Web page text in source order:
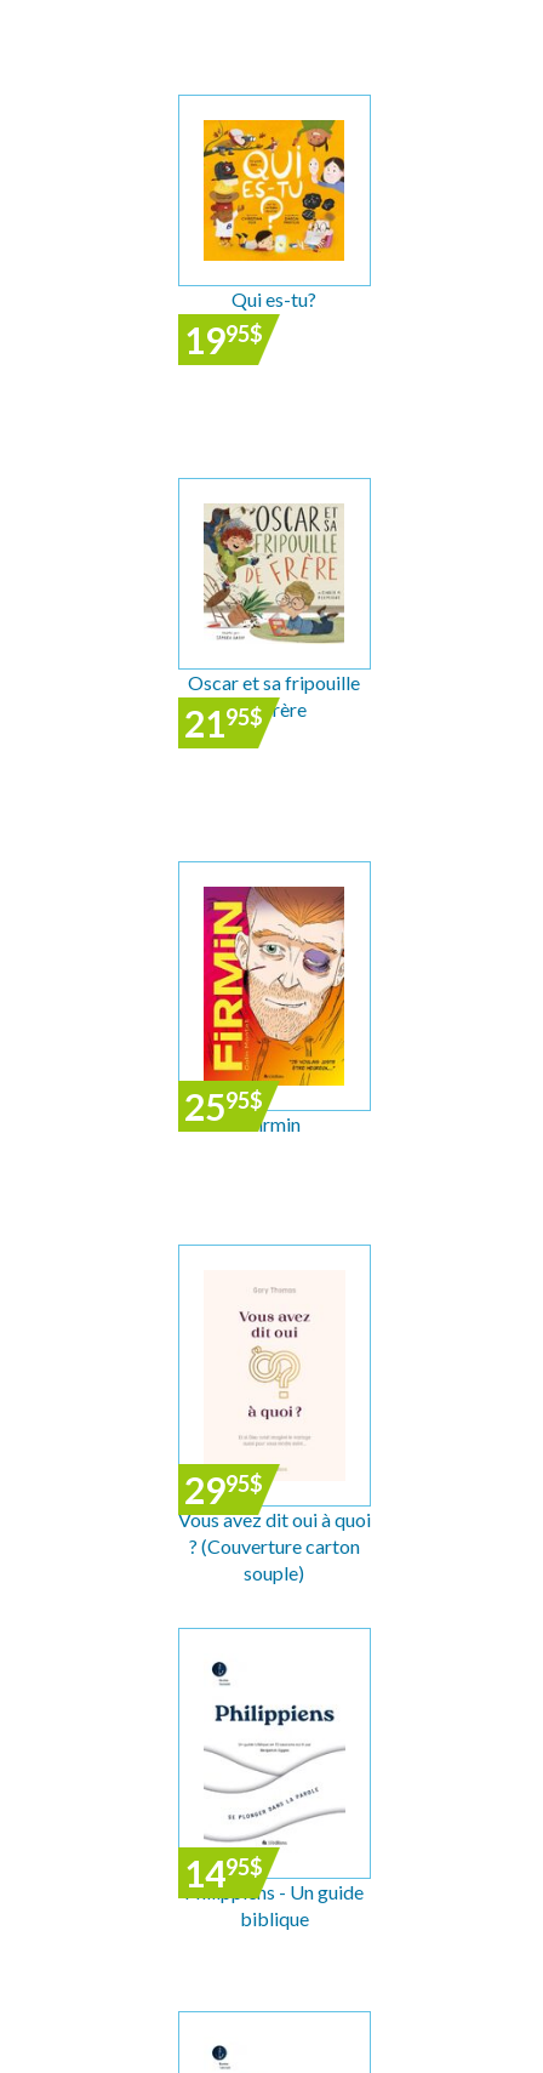
1995$
Qui es-tu?
2195$
Oscar et sa fripouille
de frère
2595$
Firmin
2995$
Vous avez dit oui à quoi
? (Couverture carton
souple)
1495$
Philippiens - Un guide
biblique